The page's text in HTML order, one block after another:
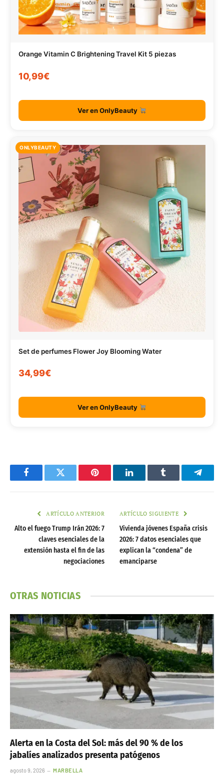
Orange Vitamin C Brightening Travel Kit 5 piezas
10,99€
Ver en OnlyBeauty
ONLYBEAUTY
Set de perfumes Flower Joy Blooming Water
34,99€
Ver en OnlyBeauty
FacebookTwitter Pinterest LinkedInTumblr
ARTÍCULO ANTERIOR
Alto el fuego Trump Irán 2026: 7
claves esenciales de la
extensión hasta el fin de las
negociaciones
ARTÍCULO SIGUIENTE
Vivienda jóvenes España crisis
2026: 7 datos esenciales que
explican la “condena” de
emanciparse
OTRAS NOTICIAS
Alerta en la Costa del Sol: más del 90 % de los
jabalíes analizados presenta patógenos
agosto 9, 2026 MARBELLA